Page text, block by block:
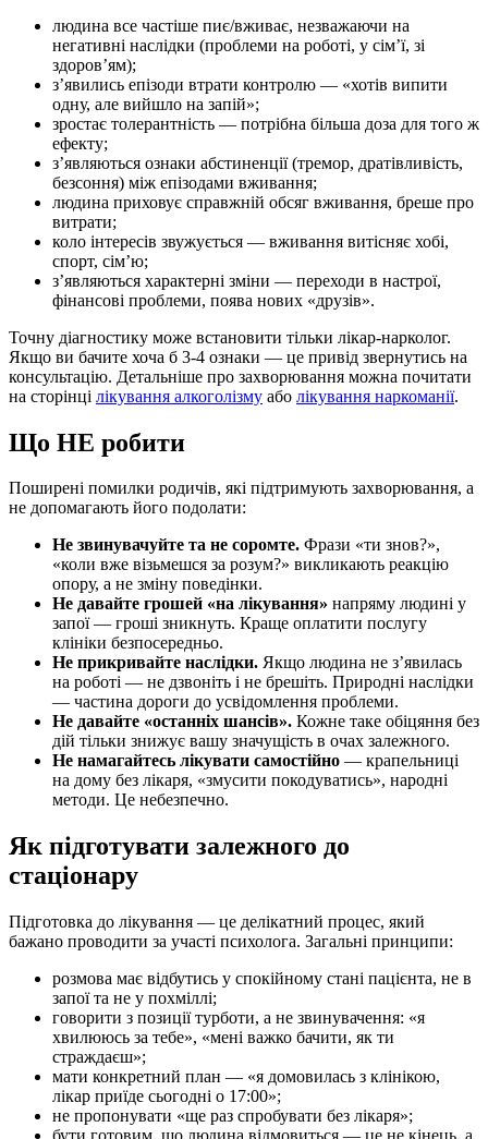
людина все частіше пиє/вживає, незважаючи на
негативні наслідки (проблеми на роботі, у сім’ї, зі
здоров’ям);
з’явились епізоди втрати контролю — «хотів випити
одну, але вийшло на запій»;
зростає толерантність — потрібна більша доза для того ж
ефекту;
з’являються ознаки абстиненції (тремор, дратівливість,
безсоння) між епізодами вживання;
людина приховує справжній обсяг вживання, бреше про
витрати;
коло інтересів звужується — вживання витісняє хобі,
спорт, сім’ю;
з’являються характерні зміни — переходи в настрої,
фінансові проблеми, поява нових «друзів».
Точну діагностику може встановити тільки лікар-нарколог.
Якщо ви бачите хоча б 3-4 ознаки — це привід звернутись на
консультацію. Детальніше про захворювання можна почитати
на сторінці лікування алкоголізму або лікування наркоманії.
Що НЕ робити
Поширені помилки родичів, які підтримують захворювання, а
не допомагають його подолати:
Не звинувачуйте та не соромте. Фрази «ти знов?»,
«коли вже візьмешся за розум?» викликають реакцію
опору, а не зміну поведінки.
Не давайте грошей «на лікування» напряму людині у
запої — гроші зникнуть. Краще оплатити послугу
клініки безпосередньо.
Не прикривайте наслідки. Якщо людина не з’явилась
на роботі — не дзвоніть і не брешіть. Природні наслідки
— частина дороги до усвідомлення проблеми.
Не давайте «останніх шансів». Кожне таке обіцяння без
дій тільки знижує вашу значущість в очах залежного.
Не намагайтесь лікувати самостійно — крапельниці
на дому без лікаря, «змусити покодуватись», народні
методи. Це небезпечно.
Як підготувати залежного до
стаціонару
Підготовка до лікування — це делікатний процес, який
бажано проводити за участі психолога. Загальні принципи:
розмова має відбутись у спокійному стані пацієнта, не в
запої та не у похміллі;
говорити з позиції турботи, а не звинувачення: «я
хвилююсь за тебе», «мені важко бачити, як ти
страждаєш»;
мати конкретний план — «я домовилась з клінікою,
лікар приїде сьогодні о 17:00»;
не пропонувати «ще раз спробувати без лікаря»;